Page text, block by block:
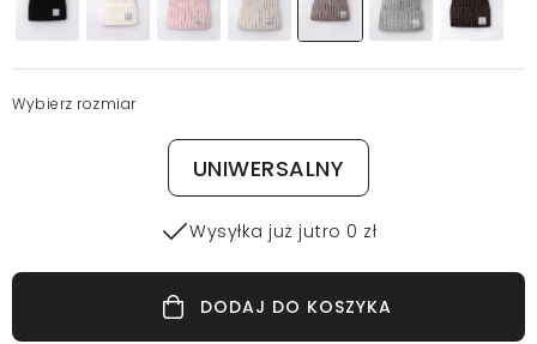
Wybierz rozmiar
UNIWERSALNY
Wysyłka już jutro 0 zł
DODAJ DO KOSZYKA